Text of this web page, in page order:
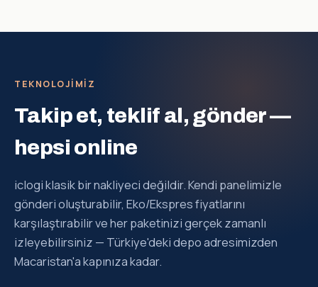
TEKNOLOJIMIZ
Takip et, teklif al, gönder —
hepsi online
iclogi klasik bir nakliyeci değildir. Kendi panelimizle
gönderi oluşturabilir, Eko/Ekspres fiyatlarını
karşılaştırabilir ve her paketinizi gerçek zamanlı
izleyebilirsiniz — Türkiye'deki depo adresimizden
Macaristan'a kapınıza kadar.